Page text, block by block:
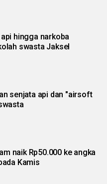
hingga narkoba
swasta Jaksel
senjata api dan "airsoft
naik Rp50.000 ke angka
Kamis